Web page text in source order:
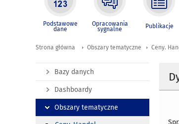
Podstawowe
dane
Opracowania
sygnalne Publikacje
Strona główna Obszary tematyczne Ceny.
Bazy danych
Dashboardy
Obszary tematyczne